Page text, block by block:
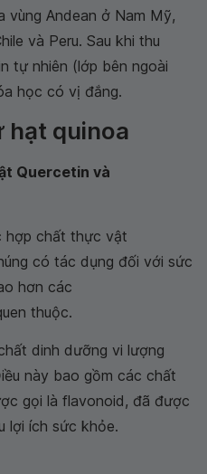
vùng Andean ở Nam Mỹ,
và Peru. Sau khi thu
tự nhiên (lớp bên ngoài
học có vị đắng.
hạt quinoa
Quercetin và
hợp chất thực vật
có tác dụng đối với sức
hơn các
thuộc.
dinh dưỡng vi lượng
này bao gồm các chất
gọi là flavonoid, đã được
lợi ích sức khỏe.